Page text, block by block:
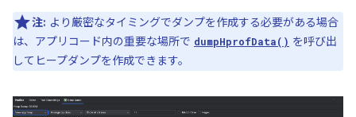
注: より厳密なタイミングでダンプを作成する必要がある場合
は、アプリコード内の重要な場所で dumpHprofData() を呼び出
してヒープダンプを作成できます。